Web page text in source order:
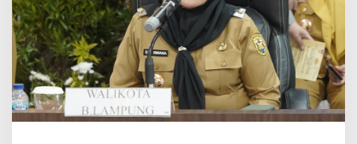
p
u
n
g
P
a
s
t
i